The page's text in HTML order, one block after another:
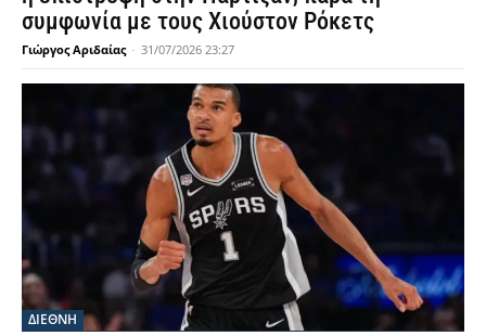
συμφωνία με τους Χιούστον Ρόκετς
Γιώργος Αριδαίας - 31/07/2026 23:27
ΔΙΕΘΝΗ